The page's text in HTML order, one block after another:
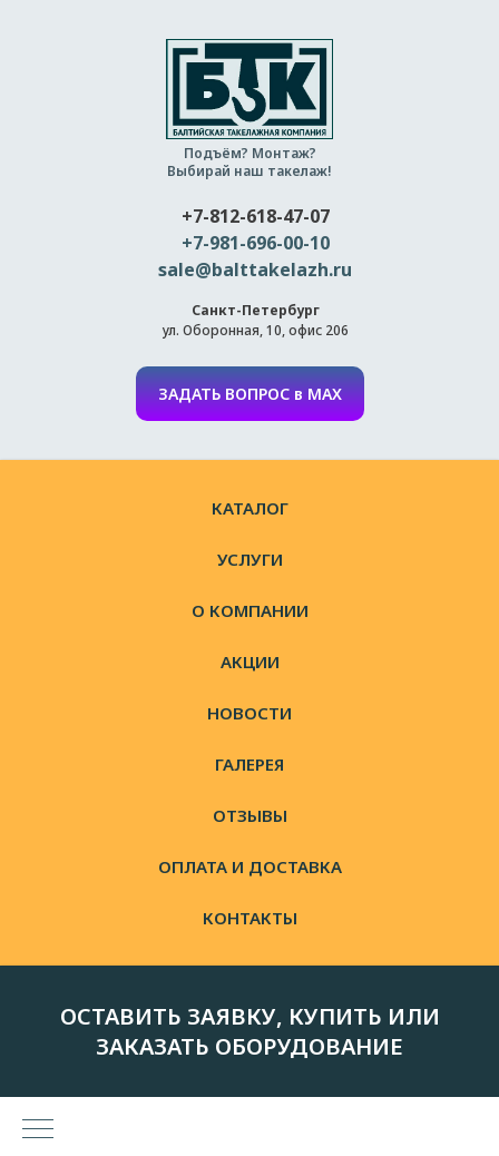
Подъём? Монтаж?
Выбирай наш такелаж!
+7-812-618-47-07
+7-981-696-00-10
sale@balttakelazh.ru
Санкт-Петербург
ул. Оборонная, 10, офис 206
ЗАДАТЬ ВОПРОС в MAX
КАТАЛОГ
УСЛУГИ
О КОМПАНИИ
АКЦИИ
НОВОСТИ
ГАЛЕРЕЯ
ОТЗЫВЫ
ОПЛАТА И ДОСТАВКА
КОНТАКТЫ
ОСТАВИТЬ ЗАЯВКУ, КУПИТЬ ИЛИ
ЗАКАЗАТЬ ОБОРУДОВАНИЕ